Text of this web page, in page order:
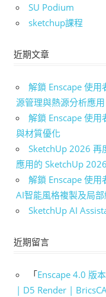
SU Podium
sketchup課程
近期文章
解鎖 Enscape 使
源管理與熱源分析應用
解鎖 Enscape 使用
與材質優化
SketchUp 2026 再
應用的 SketchUp
解鎖 Enscape 使用
AI智能風格複製及局
SketchUp AI
近期留言
「Enscape 4.0 版
| D5 Render |